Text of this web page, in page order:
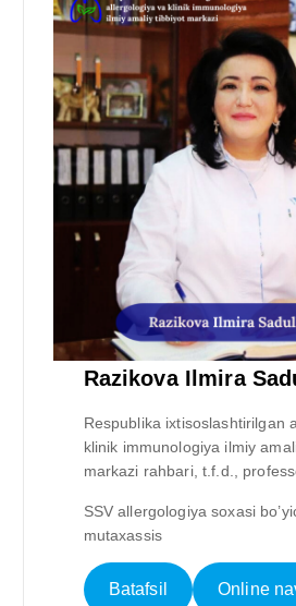
Razikova Ilmira
Respublika ixtisoslashtirilgan
klinik immunologiya ilmiy
markazi rahbari, t.f.d.,
SSV allergologiya soxasi
mutaxassis
Batafsil Online